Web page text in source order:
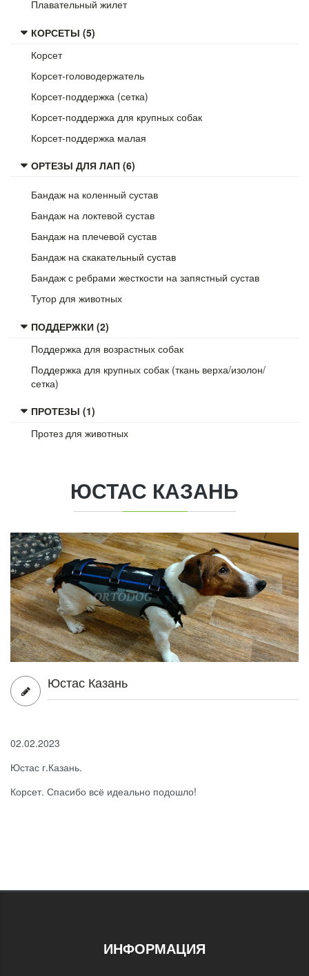
Плавательный жилет
КОРСЕТЫ (5)
Корсет
Корсет-головодержатель
Корсет-поддержка (сетка)
Корсет-поддержка для крупных собак
Корсет-поддержка малая
ОРТЕЗЫ ДЛЯ ЛАП (6)
Бандаж на коленный сустав
Бандаж на локтевой сустав
Бандаж на плечевой сустав
Бандаж на скакательный сустав
Бандаж с ребрами жесткости на запястный сустав
Тутор для животных
ПОДДЕРЖКИ (2)
Поддержка для возрастных собак
Поддержка для крупных собак (ткань верха/изолон/
сетка)
ПРОТЕЗЫ (1)
Протез для животных
ЮСТАС КАЗАНЬ
Юстас Казань
02.02.2023
Юстас г.Казань.
Корсет. Спасибо всё идеально подошло!
ИНФОРМАЦИЯ